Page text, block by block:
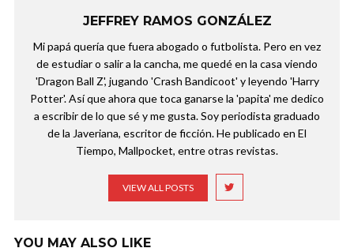
JEFFREY RAMOS GONZÁLEZ
Mi papá quería que fuera abogado o futbolista. Pero en vez
de estudiar o salir a la cancha, me quedé en la casa viendo
'Dragon Ball Z', jugando 'Crash Bandicoot' y leyendo 'Harry
Potter'. Así que ahora que toca ganarse la 'papita' me dedico
a escribir de lo que sé y me gusta. Soy periodista graduado
de la Javeriana, escritor de ficción. He publicado en El
Tiempo, Mallpocket, entre otras revistas.
VIEW ALL POSTS
YOU MAY ALSO LIKE